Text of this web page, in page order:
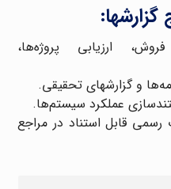
گزارشها:
ارزیابی پروژه‌ها،
و گزارشهای تحقیقی.
عملکرد سیستم‌ها.
قابل استناد در مراجع